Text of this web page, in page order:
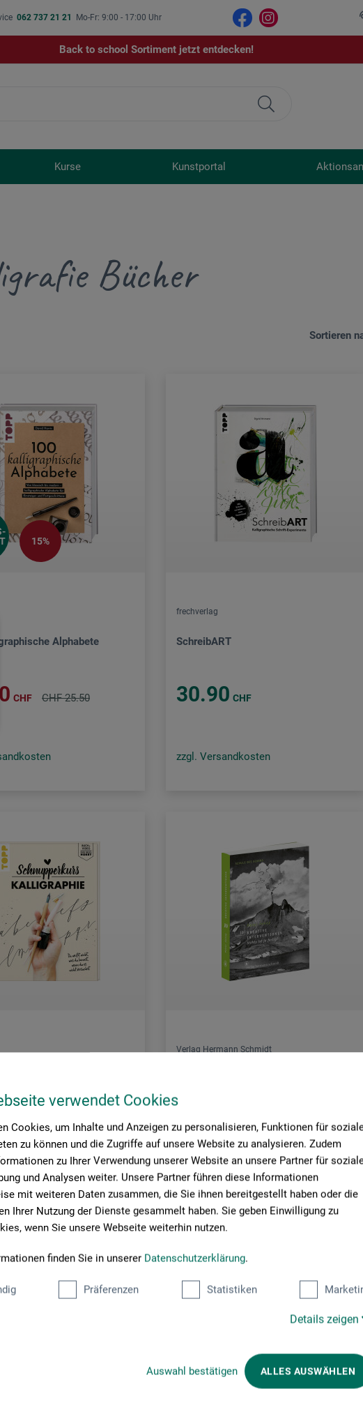
verwendet Cookies
Cookies, um Inhalte und Anzeigen zu personalisieren, Funktionen für
zu können und die Zugriffe auf unsere Website zu analysieren. Zudem
zu Ihrer Verwendung unserer Website an unsere Partner für
und Analysen weiter. Unsere Partner führen diese Informationen
mit weiteren Daten zusammen, die Sie ihnen bereitgestellt haben oder die
Ihrer Nutzung der Dienste gesammelt haben. Sie geben Einwilligung zu
wenn Sie unsere Webseite weiterhin nutzen.
finden Sie in unserer Datenschutzerklärung.
Präferenzen Statistiken
Details zeigen
Auswahl bestätigen ALLES AUSWÄHLEN
062 737 21 21 Mo-Fr: 9:00 - 17:00 Uhr
Back to school Sortiment jetzt entdecken!
Kurse Kunstportal
Bücher
Sortieren
15%
Alphabete
CHF CHF 25.50
frechverlag
SchreibART
30.90 CHF
zzgl. Versandkosten
Verlag Hermann Schmidt
19.00
zzgl. Versandkosten